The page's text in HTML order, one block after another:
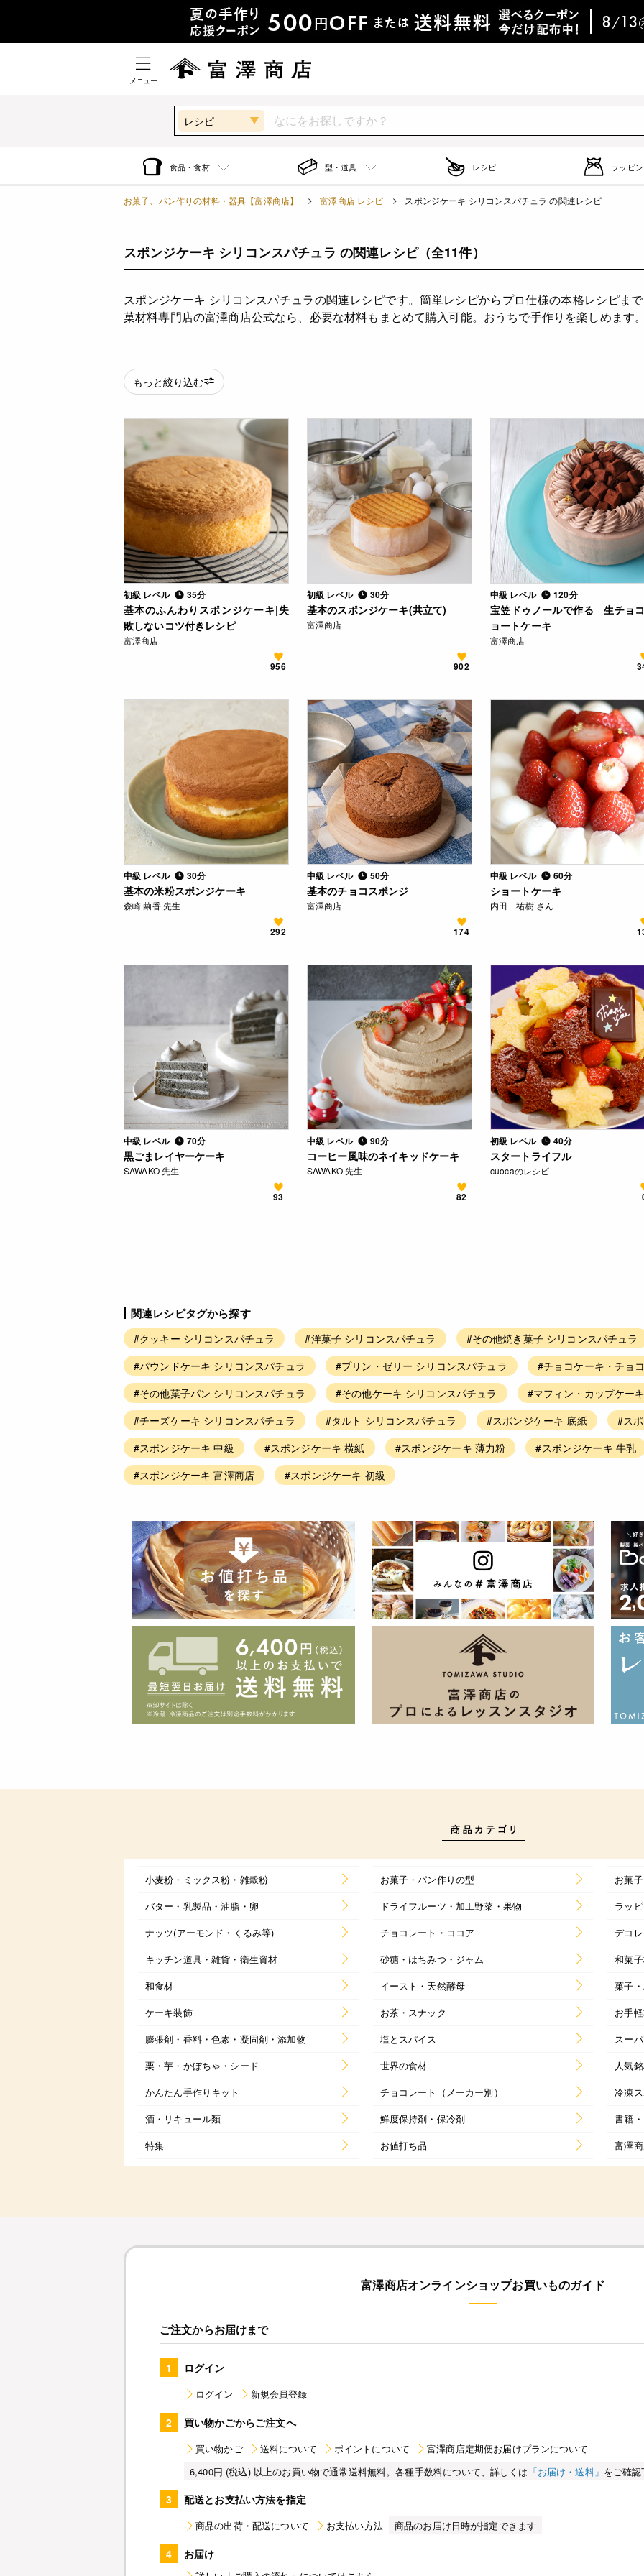
メニュー
レシピ
食品・食材 型・道具 レシピ ラッピ
お菓子、パン作りの材料・器具【富澤商店】 富澤商店 レシピ スポンジケーキ シリコンスパチュラ の関連レシピ
スポンジケーキ シリコンスパチュラ の関連レシピ（全11件）
スポンジケーキ シリコンスパチュラの関連レシピです。簡単レシピからプロ仕様の本格レシピま
菓材料専門店の富澤商店公式なら、必要な材料もまとめて購入可能。おうちで手作りを楽しめます
もっと絞り込む
初級 レベル 35分
基本のふんわりスポンジケーキ|失
敗しないコツ付きレシピ
富澤商店
956
初級 レベル 30分
基本のスポンジケーキ(共立て)
富澤商店
902
中級 レベル 120分
宝笠ドゥノールで作る 生チョ
ョートケーキ
富澤商店
中級 レベル 30分
基本の米粉スポンジケーキ
森崎 繭香 先生
292
中級 レベル 50分
基本のチョコスポンジ
富澤商店
174
中級 レベル 60分
ショートケーキ
内田 祐樹 さん
中級 レベル 70分
黒ごまレイヤーケーキ
SAWAKO 先生
93
中級 レベル 90分
コーヒー風味のネイキッドケーキ
SAWAKO 先生
82
初級 レベル 40分
スタートライフル
cuocaのレシピ
関連レシピタグから探す
#クッキー シリコンスパチュラ #洋菓子 シリコンスパチュラ
#その他焼き菓子 シリコンスパチュラ
#パウンドケーキ シリコンスパチュラ
#プリン・ゼリー シリコンスパチュラ
#チョコケーキ・チョ
#その他菓子パン シリコンスパチュラ
#その他ケーキ シリコンスパチュラ
#マフィン・カップケー
#チーズケーキ シリコンスパチュラ
#タルト シリコンスパチュラ #スポンジケーキ 底紙
#ス
#スポンジケーキ 中級
#スポンジケーキ 横紙 #スポンジケーキ 薄力粉
#スポンジケーキ 牛乳
#スポンジケーキ 富澤商店
#スポンジケーキ 初級
小麦粉・ミックス粉・雑穀粉 お菓子・パン作りの型
お菓
バター・乳製品・油脂・卵
ドライフルーツ・加工野菜・果物
ラッ
ナッツ(アーモンド・くるみ等)
チョコレート・ココア
デコ
キッチン道具・雑貨・衛生資材
砂糖・はちみつ・ジャム
和菓
和食材
イースト・天然酵母
菓子
ケーキ装飾
お茶・スナック
お手
膨張剤・香料・色素・凝固剤・添加物
塩とスパイス
スー
栗・芋・かぼちゃ・シード
世界の食材
人気
かんたん手作りキット
チョコレート（メーカー別）
冷凍
酒・リキュール類
鮮度保持剤・保冷剤
書籍
特集
お値打ち品 富澤
富澤商店オンラインショップお買いものガイド
ご注文からお届けまで
1 ログイン
ログイン 新規会員登録
2 買い物かごからご注文へ
買い物かご 送料について ポイントについて
富澤商店定期便お届けプランについて
6,400円 (税込) 以上のお買い物で通常送料無料。各種手数料について、詳しくは 「お届け・送料」 をご確
3 配送とお支払い方法を指定
商品の出荷・配送について お支払い方法 商品のお届け日時が指定できます
4 お届け